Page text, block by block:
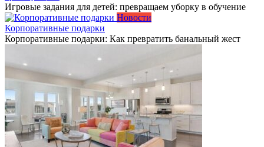
Игровые задания для детей: превращаем уборку в обучение
Новости
Корпоративные подарки
Корпоративные подарки: Как превратить банальный жест